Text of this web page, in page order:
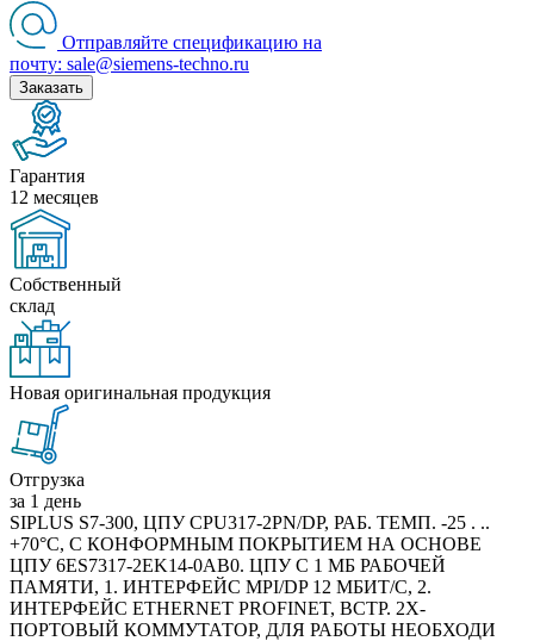
Отправляйте спецификацию на
почту: sale@siemens-techno.ru
Заказать
Гарантия
12 месяцев
Собственный
склад
Новая оригинальная продукция
Отгрузка
за 1 день
SIPLUS S7-300, ЦПУ CPU317-2PN/DP, РАБ. ТЕМП. -25 . ..
+70°C, С КОНФОРМНЫМ ПОКРЫТИЕМ НА ОСНОВЕ
ЦПУ 6ES7317-2EK14-0AB0. ЦПУ С 1 МБ РАБОЧЕЙ
ПАМЯТИ, 1. ИНТЕРФЕЙС MPI/DP 12 МБИТ/С, 2.
ИНТЕРФЕЙС ETHERNET PROFINET, ВСТР. 2Х-
ПОРТОВЫЙ КОММУТАТОР, ДЛЯ РАБОТЫ НЕОБХОДИ